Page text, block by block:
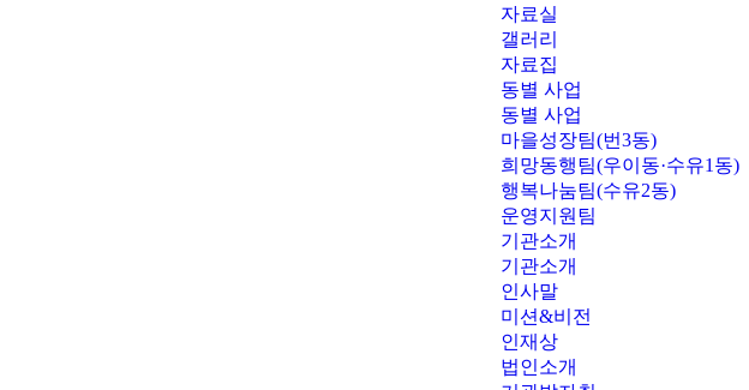
자료실
갤러리
자료집
동별 사업
동별 사업
마을성장팀(번3동)
희망동행팀(우이동·수유1동)
행복나눔팀(수유2동)
운영지원팀
기관소개
기관소개
인사말
미션&비전
인재상
법인소개